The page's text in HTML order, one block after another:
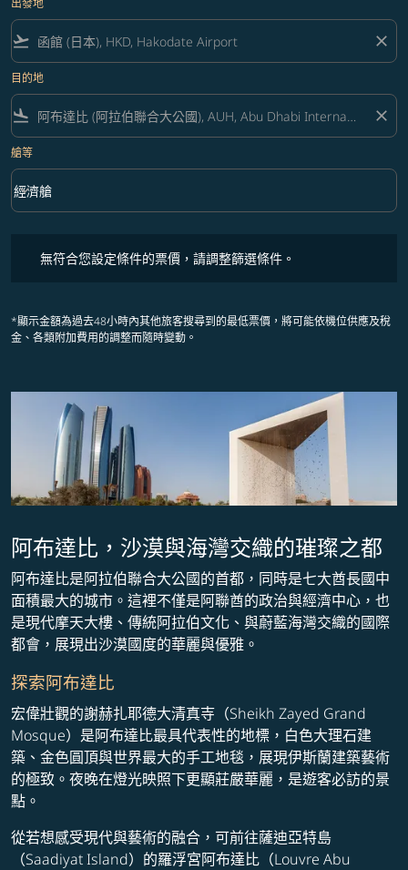
出發地
flight_takeoff close
目的地
flight_land close
艙等
艙等 option 經濟艙 Selected
經濟艙
keyboard_arrow_down
無符合您設定條件的票價，請調整篩選條件。
*顯示金額為過去48小時內其他旅客搜尋到的最低票價，將可能依機位供應及稅
金、各類附加費用的調整而隨時變動。
阿布達比，沙漠與海灣交織的璀璨之都
阿布達比是阿拉伯聯合大公國的首都，同時是七大酋長國中
面積最大的城市。這裡不僅是阿聯酋的政治與經濟中心，也
是現代摩天大樓、傳統阿拉伯文化、與蔚藍海灣交織的國際
都會，展現出沙漠國度的華麗與優雅。
探索阿布達比
宏偉壯觀的謝赫扎耶德大清真寺（Sheikh Zayed Grand
Mosque）是阿布達比最具代表性的地標，白色大理石建
築、金色圓頂與世界最大的手工地毯，展現伊斯蘭建築藝術
的極致。夜晚在燈光映照下更顯莊嚴華麗，是遊客必訪的景
點。
從若想感受現代與藝術的融合，可前往薩迪亞特島
（Saadiyat Island）的羅浮宮阿布達比（Louvre Abu